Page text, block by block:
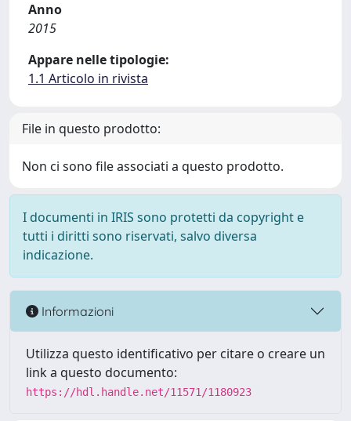
Anno
2015
Appare nelle tipologie:
1.1 Articolo in rivista
File in questo prodotto:
Non ci sono file associati a questo prodotto.
I documenti in IRIS sono protetti da copyright e
tutti i diritti sono riservati, salvo diversa
indicazione.
Informazioni
Utilizza questo identificativo per citare o creare un
link a questo documento:
https://hdl.handle.net/11571/1180923